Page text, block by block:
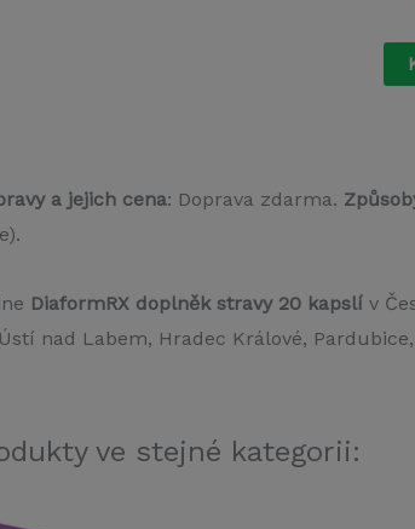
a jejich cena: Doprava zdarma.
DiaformRX doplněk stravy 20 kapslív
nad Labem, Hradec Králové,
ve stejné kategorii: